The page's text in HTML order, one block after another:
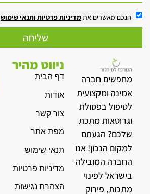
הנכם מאשרים אתמדיניות פרטיות ותנאי שימוש
שליחה
מחפשים חברה
אמינה ומקצועית
לטיפול בפסולת
וגרוטאות מתכת
שלכם? הגעתם
למקום הנכון! אנו
החברה המובילה
בישראל לפינוי
מתכות, פירוק
ניווט מהיר
דף הבית
אודות
צור קשר
מפת אתר
תנאי שימוש
מדיניות פרטיות
הצהרת נגישות